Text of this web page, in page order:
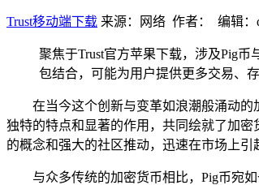
Trust移动端下载 来源：网络 作者： 编辑：
聚焦于Trust官方苹果下载，涉及Pig币
包结合，可能为用户提供更多交易、
在当今这个创新与变革如浪潮般涌动的
独特的特点和显著的作用，共同绘就了加
的概念和强大的社区推动，迅速在市场上
与众多传统的加密货币相比，Pig币宛